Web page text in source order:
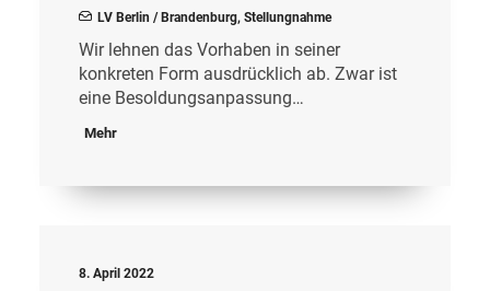
LV Berlin / Brandenburg, Stellungnahme
Wir lehnen das Vorhaben in seiner
konkreten Form ausdrücklich ab. Zwar ist
eine Besoldungsanpassung…
Mehr
8. April 2022